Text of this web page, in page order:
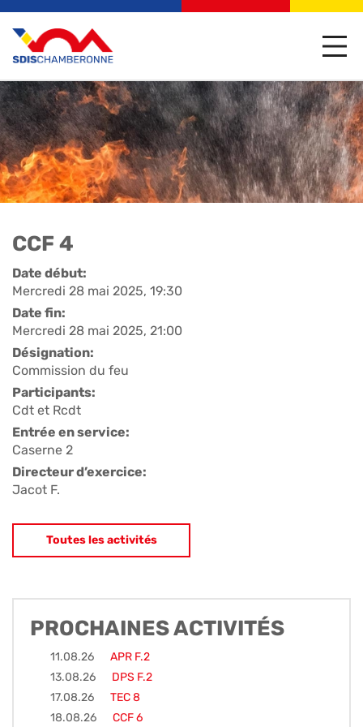
CCF 4
Date début:
Mercredi 28 mai 2025, 19:30
Date fin:
Mercredi 28 mai 2025, 21:00
Désignation:
Commission du feu
Participants:
Cdt et Rcdt
Entrée en service:
Caserne 2
Directeur d’exercice:
Jacot F.
Toutes les activités
PROCHAINES ACTIVITÉS
11.08.26
APR F.2
13.08.26
DPS F.2
17.08.26
TEC 8
18.08.26
CCF 6